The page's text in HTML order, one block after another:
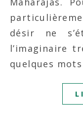
désir ne
l’imaginaire
quelques